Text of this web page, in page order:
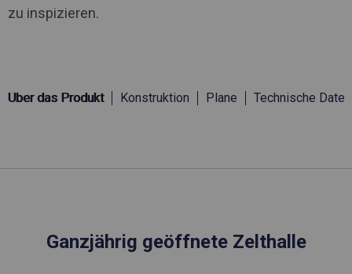
zu inspizieren.
Über das Produkt Konstruktion Plane Technische Daten
Ganzjährig geöffnete Zelthalle